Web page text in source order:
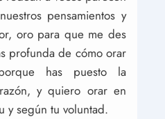
pensamientos y
oro para que me des
profunda de cómo orar
has puesto la
y quiero orar en
y según tu voluntad.